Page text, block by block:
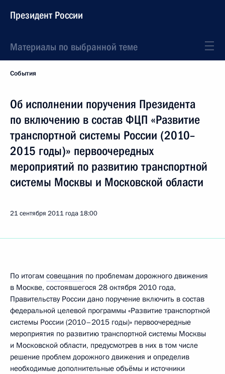
Президент России
Материалы по выбранной теме
События
Об исполнении поручения Президента
по включению в состав ФЦП «Развитие
транспортной системы России (2010–
2015 годы)» первоочередных
мероприятий по развитию транспортной
системы Москвы и Московской области
21 сентября 2011 года 18:00
По итогам совещания по проблемам дорожного движения
в Москве, состоявшегося 28 октября 2010 года,
Правительству России дано поручение включить в состав
федеральной целевой программы «Развитие транспортной
системы России (2010–2015 годы)» первоочередные
мероприятия по развитию транспортной системы Москвы
и Московской области, предусмотрев в них в том числе
решение проблем дорожного движения и определив
необходимые дополнительные объёмы и источники